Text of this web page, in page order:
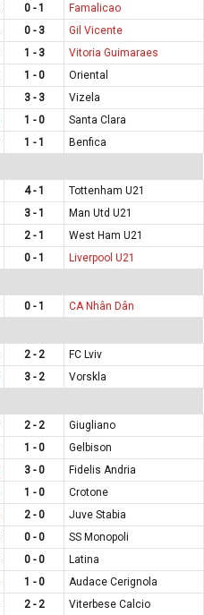
0 - 1
Famalicao
0 - 3
Gil Vicente
1 - 3
Vitoria Guimaraes
1 - 0
Oriental
3 - 3
Vizela
1 - 0
Santa Clara
1 - 1
Benfica
4 - 1
Tottenham U21
3 - 1
Man Utd U21
2 - 1
West Ham U21
0 - 1
Liverpool U21
0 - 1
CA Nhân Dân
2 - 2
FC Lviv
3 - 2
Vorskla
2 - 2
Giugliano
1 - 0
Gelbison
3 - 0
Fidelis Andria
1 - 0
Crotone
2 - 0
Juve Stabia
0 - 0
SS Monopoli
0 - 0
Latina
1 - 0
Audace Cerignola
2 - 2 Viterbese Calcio